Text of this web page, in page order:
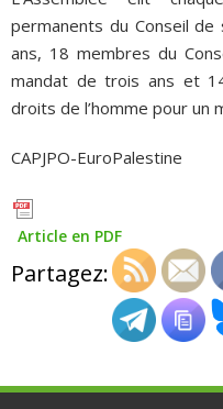
permanents du Conseil
ans, 18 membres du
mandat de trois ans et
droits de l’homme pour un
CAPJPO-EuroPalestine
Article en PDF
Partagez: